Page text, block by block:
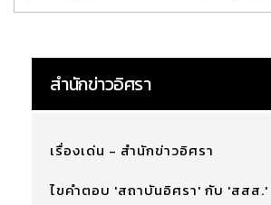
สำนักข่าวอิศรา
เรื่องเด่น - สำนักข่าวอิศรา
ไขคำตอบ 'สถาบันอิศรา' กับ 'สสส.'